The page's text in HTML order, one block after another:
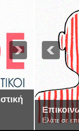
του ialmopia.gr